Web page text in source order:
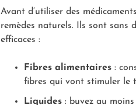
Avant d’utiliser des
remèdes naturels. Ils sont sans
efficaces :
Fibres alimentaires :
fibres qui vont stimuler le
Liquides : buvez au